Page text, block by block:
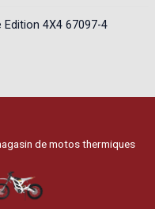
Edition 4X4 67097-4
de motos thermiques